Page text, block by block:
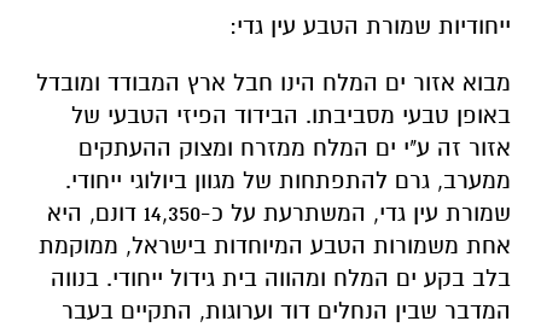
ייחודיות שמורת הטבע עין גדי:
מבוא אזור ים המלח הינו חבל ארץ המבודד ומובדל
באופן טבעי מסביבתו. הבידוד הפיזי הטבעי של
אזור זה ע"י ים המלח ממזרח ומצוק ההעתקים
ממערב, גרם להתפתחות של מגוון ביולוגי ייחודי.
שמורת עין גדי, המשתרעת על כ-14,350 דונם, היא
אחת משמורות הטבע המיוחדות בישראל, ממוקמת
בלב בקע ים המלח ומהווה בית גידול ייחודי. בנווה
המדבר שבין הנחלים דוד וערוגות, התקיים בעבר